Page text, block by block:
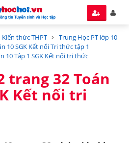
Kiến thức THPT
Trung Học PT lớp 10
10 SGK Kết nối Tri thức tập 1
10 Tập 1 SGK Kết nối tri thức
trang 32 Toán
Kết nối tri